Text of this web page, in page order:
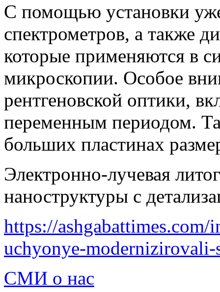
С помощью установки
спектрометров, а также
которые применяются в
микроскопии. Особое
рентгеновской оптики,
переменным периодом.
больших пластинах
Электронно-лучевая
наноструктуры с
https://
uchyonye-
СМИ о нас